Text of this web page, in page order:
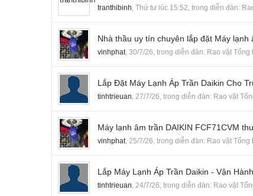
tranthibinh, Thứ tư lúc 15:52, trong diễn đàn:
Nhà thầu uy tín chuyên lắp đặt Máy
vinhphat, 30/7/26, trong diễn đàn: Rao vặt Tổng
Lắp Đặt Máy Lạnh Áp Trần Daikin Cho
tinhtrieuan, 27/7/26, trong diễn đàn: Rao vặt
Máy lạnh âm trần DAIKIN FCF71CVM
vinhphat, 25/7/26, trong diễn đàn: Rao vặt Tổng
Lắp Máy Lạnh Áp Trần Daikin - Vận
tinhtrieuan, 24/7/26, trong diễn đàn: Rao vặt